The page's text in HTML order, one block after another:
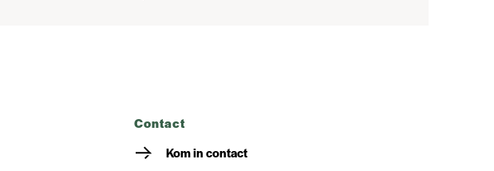
contact
Kom in contact